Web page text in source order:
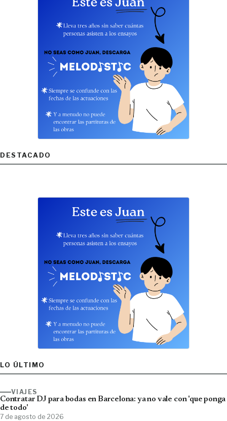
DESTACADO
LO ÚLTIMO
VIAJES
Contratar DJ para bodas en Barcelona: ya no vale con 'que ponga
de todo'
7 de agosto de 2026